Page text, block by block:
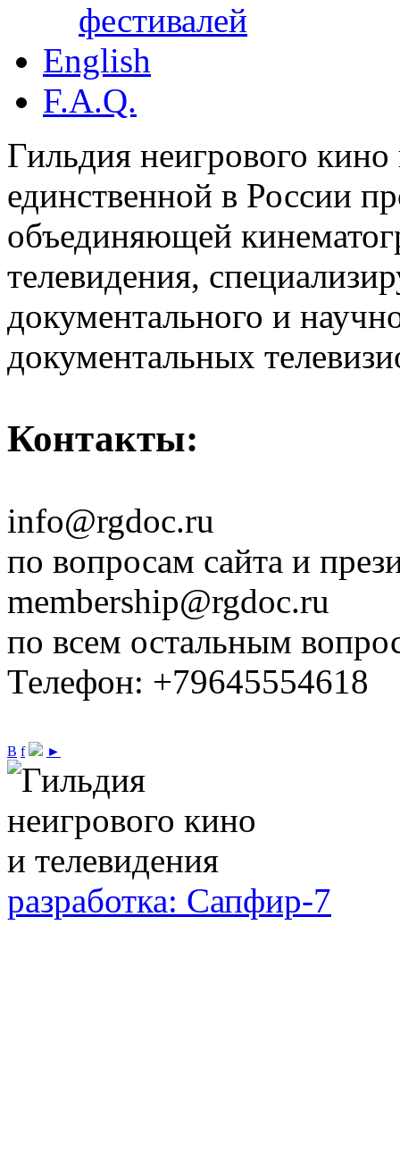
фестивалей
English
F.A.Q.
Гильдия неигрового кино
единственной в России
объединяющей
телевидения,
документального и
документальных
Контакты:
info@rgdoc.ru
по вопросам сайта и
membership@rgdoc.ru
по всем остальным
Телефон: +79645554618
В f ►
разработка: Сапфир-7